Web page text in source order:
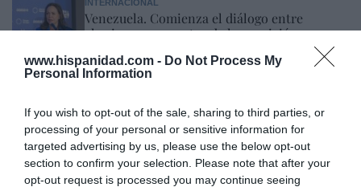
www.hispanidad.com - Do Not Process My
Personal Information
If you wish to opt-out of the sale, sharing to third parties, or
processing of your personal or sensitive information for
targeted advertising by us, please use the below opt-out
section to confirm your selection. Please note that after your
opt-out request is processed you may continue seeing
INTERNACIONAL
Venezuela. Comienza el diálogo entre
chavismo y un sector de la oposición, pero
José Ángel Gutiérrez 07/08/26 11:46
El ‘gran’ logro del ministro Puente: los
usuarios de tren de alta velocidad caen un
15,5% hasta junio
Cristina Martín 07/08/26 12:37